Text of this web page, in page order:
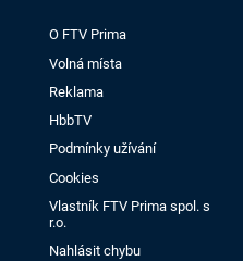
O FTV Prima
Volná místa
Reklama
HbbTV
Podmínky užívání
Cookies
Vlastník FTV Prima spol. s
r.o.
Nahlásit chybu